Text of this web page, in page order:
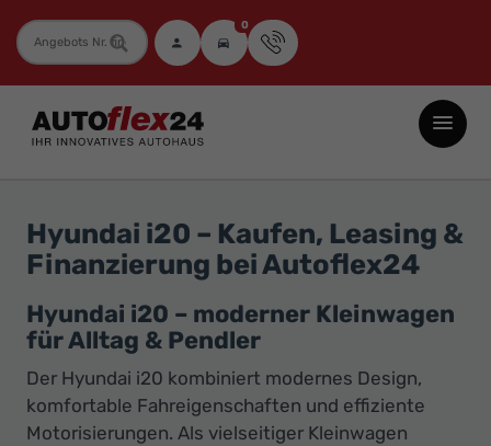
Fahrzeugnummer 0
Autoflex24
GmbH
Neuwagen
Jahreswagen
und
Gebrauchtwagen
zu
Top-
Preisen
Hyundai i20 – Kaufen, Leasing &
Finanzierung bei Autoflex24
Hyundai i20 – moderner Kleinwagen
für Alltag & Pendler
Der Hyundai i20 kombiniert modernes Design,
komfortable Fahreigenschaften und effiziente
Motorisierungen. Als vielseitiger Kleinwagen